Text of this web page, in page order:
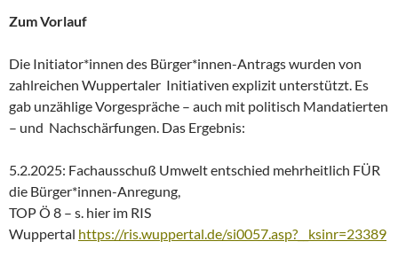
Zum Vorlauf
Die Initiator*innen des Bürger*innen-Antrags wurden von
zahlreichen Wuppertaler Initiativen explizit unterstützt. Es
gab unzählige Vorgespräche – auch mit politisch Mandatierten
– und Nachschärfungen. Das Ergebnis:
5.2.2025: Fachausschuß Umwelt entschied mehrheitlich FÜR
die Bürger*innen-Anregung,
TOP Ö 8 – s. hier im RIS
Wuppertal https://ris.wuppertal.de/si0057.asp?__ksinr=23389